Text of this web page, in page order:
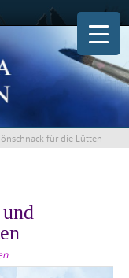
für die Lütten